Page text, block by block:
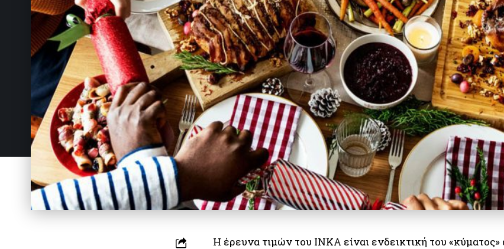
Η έρευνα τιμών του ΙΝΚΑ είναι ενδεικτική του «κύματος»